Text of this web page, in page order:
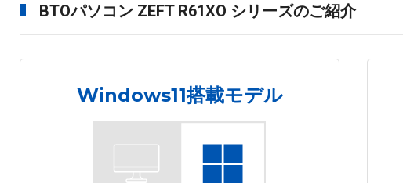
BTOパソコン ZEFT R61XO シリーズのご紹介
Windows11搭載モデル